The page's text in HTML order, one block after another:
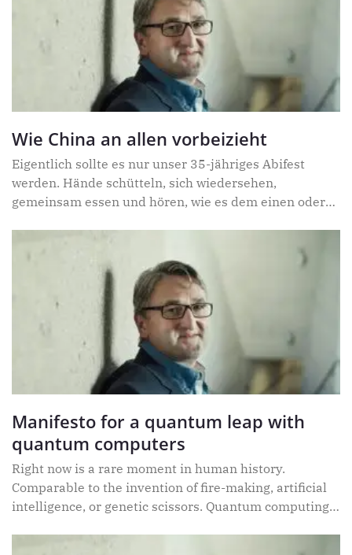
Wie China an allen vorbeizieht
Eigentlich sollte es nur unser 35-jähriges Abifest
werden. Hände schütteln, sich wiedersehen,
gemeinsam essen und hören, wie es dem einen oder
Manifesto for a quantum leap with
quantum computers
Right now is a rare moment in human history.
Comparable to the invention of fire-making, artificial
intelligence, or genetic scissors. Quantum computing